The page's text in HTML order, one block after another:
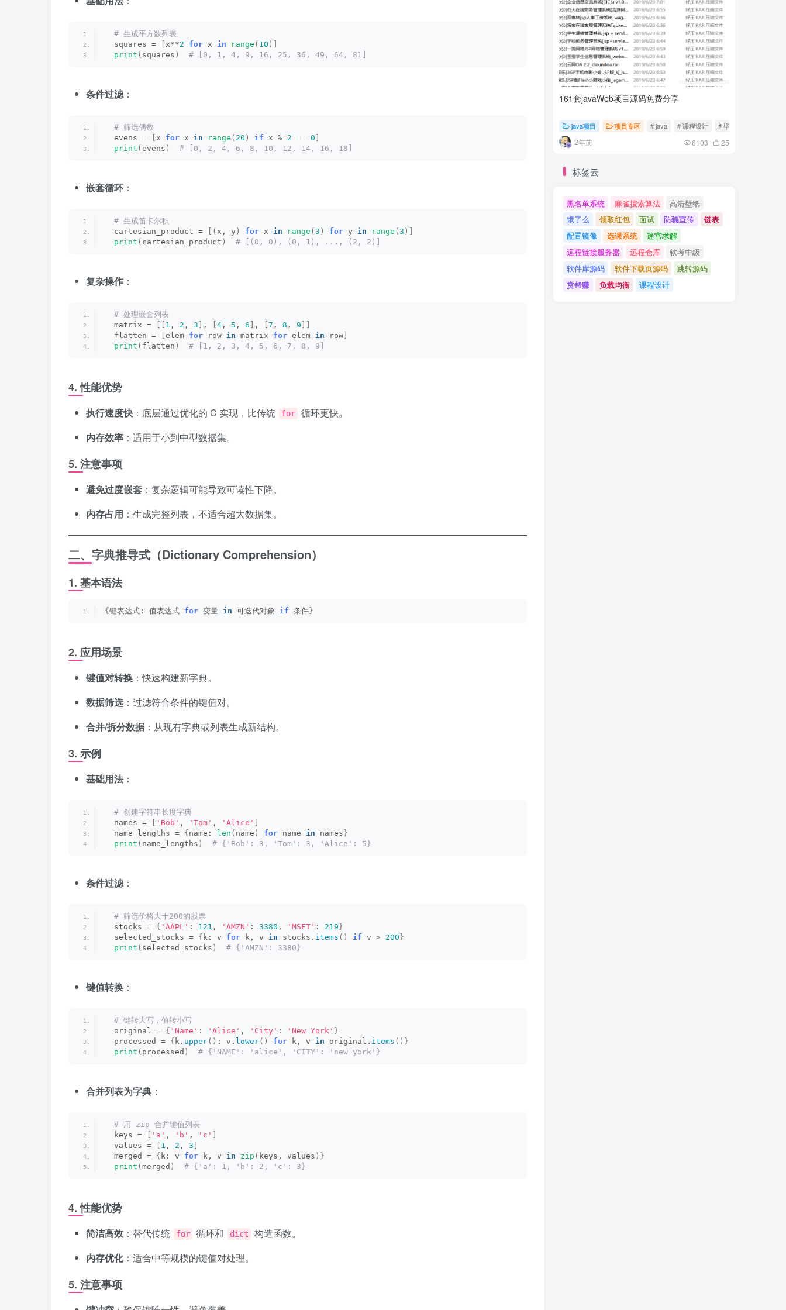
# 生成平方数列表
  squares =
x**2 for x in range ( 10 )]
print ( squares ) # [0, 1, 4, 9, 16, 25, 36, 49, 64, 81]
条件过滤：
# 筛选偶数
  evens =
x for x in range ( 20 ) if x % 2 == 0
print ( evens ) # [0, 2, 4, 6, 8, 10, 12, 14, 16, 18]
嵌套循环 ：
# 生成笛卡尔积
  cartesian_product =
[( x, y ) for x in range ( 3 ) for y in range ( 3 )]
print ( cartesian_product ) # [(0, 0), (0, 1), ..., (2, 2)]
复杂操作 ：
# 处理嵌套列表
  matrix =
1 , 2 , 3 , 4 , 5 , 6 , 7 , 8 , 9
  flatten =
elem for row in matrix for elem in row
print ( flatten ) # [1, 2, 3, 4, 5, 6, 7, 8, 9]
4.性能优势
执行速度快 ：底层通过优化的 C 实现，比传统 for
循环更快。
内存效率 ：适用于小到中型数据集。
5. 注意事项
避免过度嵌套 ：复杂逻辑可能导致可读性下降。
内存占用 ：生成完整列表，不适合超大数据集。
二、字典推导式（Dictionary Comprehension）
1. 基本语法
{ 键表达式: 值表达式 for 变量 in 可迭代对象 if 条件 }
2. 应用场景
键值对转换 ：快速构建新字典。
数据筛选：过滤符合条件的键值对。
合并/拆分数据 ：从现有字典或列表生成新结构。
3. 示例
基础用法 ：
# 创建字符串长度字典
  names =
'Bob' , 'Tom' , 'Alice'
  name_lengths =
{ name: len ( name ) for name in names }
print ( name_lengths ) # {'Bob': 3, 'Tom': 3, 'Alice': 5}
条件过滤：
# 筛选价格大于200的股票
  stocks =
{ 'AAPL' : 121 , 'AMZN' : 3380 , 'MSFT' : 219 }
  selected_stocks =
{ k: v for k, v in stocks. items () if v > 200 }
print ( selected_stocks ) # {'AMZN': 3380}
键值转换 ：
# 键转大写，值转小写
  original =
{ 'Name' : 'Alice' , 'City' : 'New York' }
  processed =
{ k. upper() : v. lower() for k, v in original. items ()}
print ( processed ) # {'NAME': 'alice', 'CITY': 'new york'}
合并列表为字典 ：
# 用 zip 合并键值列表
  keys =
'a' , 'b' , 'c'
  values =
1 , 2 , 3
  merged =
{ k: v for k, v in zip ( keys, values )}
print ( merged ) # {'a': 1, 'b': 2, 'c': 3}
4.性能优势
简洁高效 ：替代传统 for 循环和 dict
构造函数。
内存优化：适合中等规模的键值对处理。
5. 注意事项
161套javaWeb项目源码免费分享
java项目 项目专区 # java # 课程设计 # 毕业设计
2年前 6103 25
标签云
黑名单系统 麻雀搜索算法
高清壁纸
饿了么
领取红包 面试 防骗宣传
链表
配置镜像
选课系统
迷宫求解
远程链接服务器
远程仓库
软考中级
软件库源码
软件下载页源码
跳转源码
赏帮赚
负载均衡 课程设计